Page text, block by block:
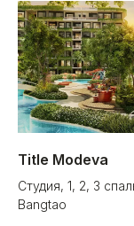
Title Modeva
Студия, 1, 2, 3
Bangtao
*meta